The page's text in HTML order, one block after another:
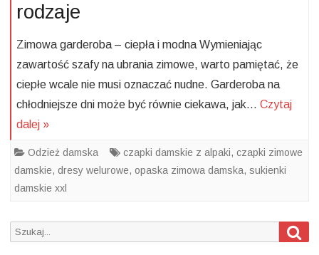
rodzaje
Zimowa garderoba – ciepła i modna Wymieniając
zawartość szafy na ubrania zimowe, warto pamiętać, że
ciepłe wcale nie musi oznaczać nudne. Garderoba na
chłodniejsze dni może być równie ciekawa, jak… Czytaj
dalej »
Odzież damska czapki damskie z alpaki, czapki zimowe
damskie, dresy welurowe, opaska zimowa damska, sukienki
damskie xxl
Search